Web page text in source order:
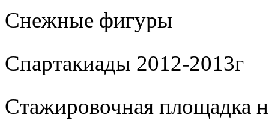
Cнежные фигуры
Спартакиады 2012-2013г
Стажировочная